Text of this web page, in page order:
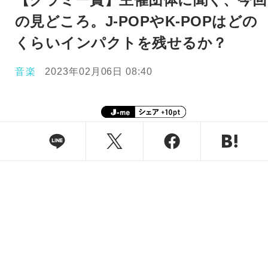
の見どころ。J-POPやK-POPはどの
くらいインパクトを残せるか？
音楽 2023年02月06日 08:40